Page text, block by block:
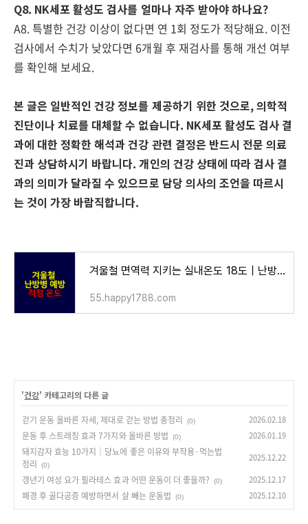
Q8. NK세포 활성도 검사를 얼마나 자주 받아야 하나요?
A8. 특별한 건강 이상이 없다면 연 1회 정도가 적당해요. 이전
검사에서 수치가 낮았다면 6개월 후 재검사를 통해 개선 여부
를 확인해 보세요.
본 글은 일반적인 건강 정보를 제공하기 위한 것으로, 의학적
진단이나 치료를 대체할 수 없습니다. NK세포 활성도 검사 결
과에 대한 정확한 해석과 건강 관련 결정은 반드시 전문 의료
진과 상담하시기 바랍니다. 개인의 건강 상태에 따라 검사 결
과의 의미가 달라질 수 있으므로 담당 의사의 조언을 따르시
는 것이 가장 바람직합니다.
겨울철 면역력 지키는 실내온도 18도｜난방병 예방과 건강 관리
55.happy1788.com
'건강' 카테고리의 다른 글
걷기 운동 올바른 자세, 제대로 걷는 방법 총정리 (0) 2026.02.18
운동 후 스트레칭 효과 7가지와 올바른 방법 (0) 2026.01.19
돼지감자 효능 10가지｜당뇨에 좋은 이유와 부작용·먹는법
정리
(0)
2025.12.22
갱년기 여성 요가 필라테스 효과 어떤 운동이 더 좋을까? (0) 2025.12.17
폐경 후 골다공증 예방하면서 살 빼는 운동법 (0) 2025.12.10